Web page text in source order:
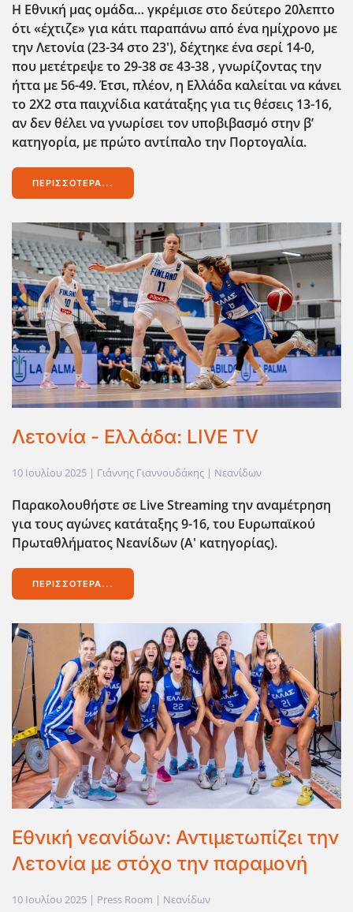
Η Εθνική μας ομάδα… γκρέμισε στο δεύτερο 20λεπτο
ότι «έχτιζε» για κάτι παραπάνω από ένα ημίχρονο με
την Λετονία (23-34 στο 23'), δέχτηκε ένα σερί 14-0,
που μετέτρεψε το 29-38 σε 43-38 , γνωρίζοντας την
ήττα με 56-49. Έτσι, πλέον, η Ελλάδα καλείται να κάνει
το 2Χ2 στα παιχνίδια κατάταξης για τις θέσεις 13-16,
αν δεν θέλει να γνωρίσει τον υποβιβασμό στην β’
κατηγορία, με πρώτο αντίπαλο την Πορτογαλία.
ΠΕΡΙΣΣΌΤΕΡΑ...
Λετονία - Ελλάδα: LIVE TV
10 Ιουλίου 2025 | Γιάννης Γιαννουδάκης | Νεανίδων
Παρακολουθήστε σε Live Streaming την αναμέτρηση
για τους αγώνες κατάταξης 9-16, του Ευρωπαϊκού
Πρωταθλήματος Νεανίδων (Α' κατηγορίας).
ΠΕΡΙΣΣΌΤΕΡΑ...
Εθνική νεανίδων: Αντιμετωπίζει την
Λετονία με στόχο την παραμονή
10 Ιουλίου 2025 | Press Room | Νεανίδων